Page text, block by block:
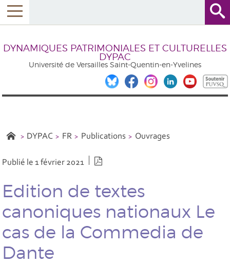
DYNAMIQUES PATRIMONIALES ET CULTURELLES
DYPAC
Université de Versailles Saint-Quentin-en-Yvelines
DYPAC FR Publications Ouvrages
Publié le 1 février 2021
Edition de textes
canoniques nationaux Le
cas de la Commedia de
Dante